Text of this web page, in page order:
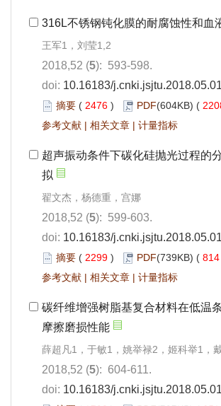
316L不锈钢钝化膜的耐腐蚀性和血
王军1，刘莹1,2
2018,52 (5): 593-598.
doi: 10.16183/
摘要 ( 2476 ) PDF(604KB) (
参考文献 | 相关文章 | 计量指标
超声振动条件下碳化硅抛光过程的
拟
翟文杰，杨德重，宫娜
2018,52 (5): 599-603.
doi: 10.16183/
摘要 ( 2299 ) PDF(739KB) ( 814
参考文献 | 相关文章 | 计量指标
碳纤维增强树脂基复合材料在低温
摩擦磨损性能
薛超凡1，于敏1，姚举禄2，姬科举1，
2018,52 (5): 604-611.
doi: 10.16183/